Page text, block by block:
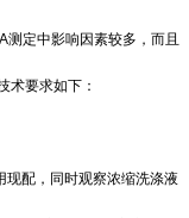
定中影响因素较多，而且
术要求如下：
现配，同时观察浓缩洗涤液